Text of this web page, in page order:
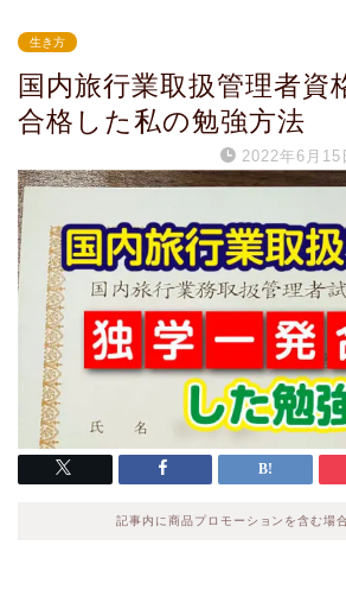
生き方
国内旅行業取扱管理者資
合格した私の勉強方法
2022年6月15
記事内に商品プロモーションを含む場